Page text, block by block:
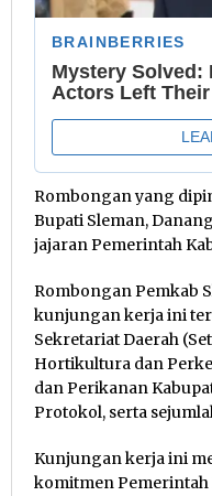
Rombongan yang
Bupati Sleman,
jajaran Pemerintah
Rombongan Pemkab
kunjungan kerja ini
Sekretariat Daerah
Hortikultura dan
dan Perikanan
Protokol, serta
Kunjungan kerja ini
komitmen Pemerintah